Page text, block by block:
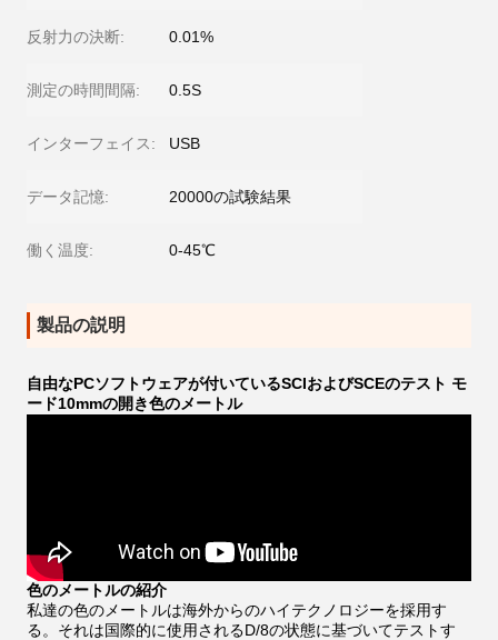
反射力の決断: 0.01%
測定の時間間隔: 0.5S
インターフェイス: USB
データ記憶: 20000の試験結果
働く温度: 0-45℃
製品の説明
自由なPCソフトウェアが付いているSCIおよびSCEのテスト モ
ード10mmの開き色のメートル
色のメートルの紹介
私達の色のメートルは海外からのハイテクノロジーを採用す
る。それは国際的に使用されるD/8の状態に基づいてテストす